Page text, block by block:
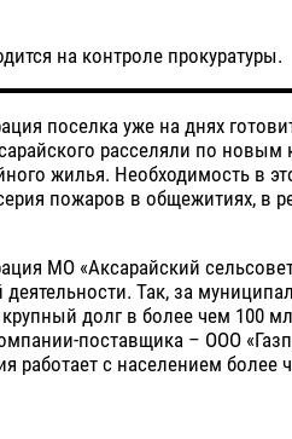
на контроле прокуратуры.
поселка уже на днях
расселяли по новым
жилья. Необходимость в
пожаров в общежитиях, в
МО «Аксарайский
Так, за
долг в более чем 100
поставщика – ООО
работает с населением более